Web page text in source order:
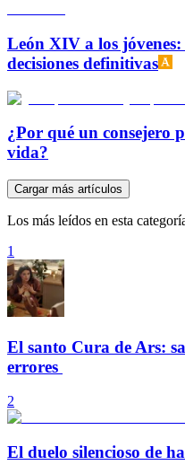
León XIV a los
decisiones definitivas
¿Por qué un consejero
vida?
Cargar más artículos
Los más leídos en esta
1
El santo Cura de Ars:
errores
2
El duelo silencioso de